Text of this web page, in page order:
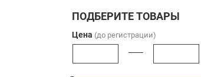
ПОДБЕРИТЕ ТОВАРЫ
Цена (до регистрации)